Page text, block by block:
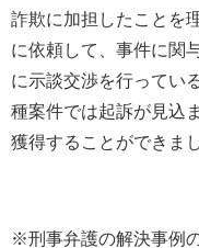
詐欺に加担したことを
に依頼して、事件に関
に示談交渉を行ってい
種案件では起訴が見込
獲得することができま
※刑事弁護の解決事例